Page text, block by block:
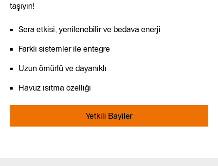
taşıyın!
Sera etkisi, yenilenebilir ve bedava enerji
Farklı sistemler ile entegre
Uzun ömürlü ve dayanıklı
Havuz ısıtma özelliği
Yetkili Bayiler